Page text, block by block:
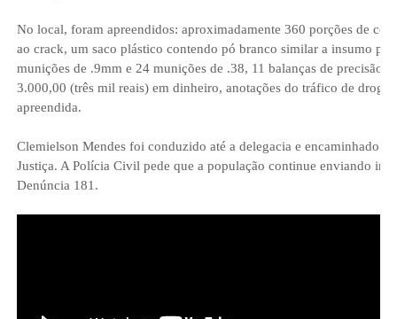
No local, foram apreendidos: aproximadamente 360 porções de
ao crack, um saco plástico contendo pó branco similar a insumo
munições de .9mm e 24 munições de .38, 11 balanças de precisão,
3.000,00 (três mil reais) em dinheiro, anotações do tráfico de
apreendida.
Clemielson Mendes foi conduzido até a delegacia e encaminhado
Justiça. A Polícia Civil pede que a população continue enviando
Denúncia 181.